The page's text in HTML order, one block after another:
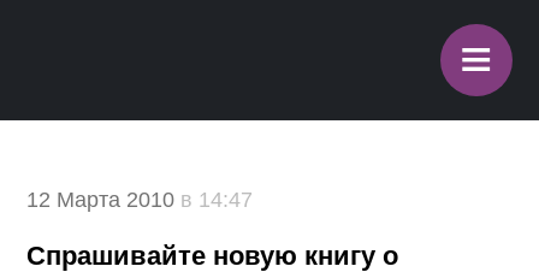
≡
12 Марта 2010 в 14:47
Спрашивайте новую книгу о